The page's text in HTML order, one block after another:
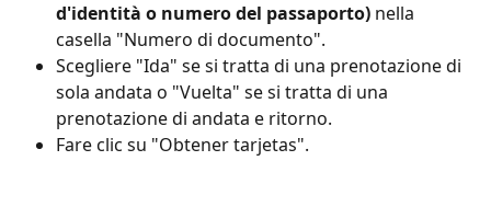
d'identità o numero del passaporto) nella
casella "Numero di documento".
Scegliere "Ida" se si tratta di una prenotazione di
sola andata o "Vuelta" se si tratta di una
prenotazione di andata e ritorno.
Fare clic su "Obtener tarjetas".